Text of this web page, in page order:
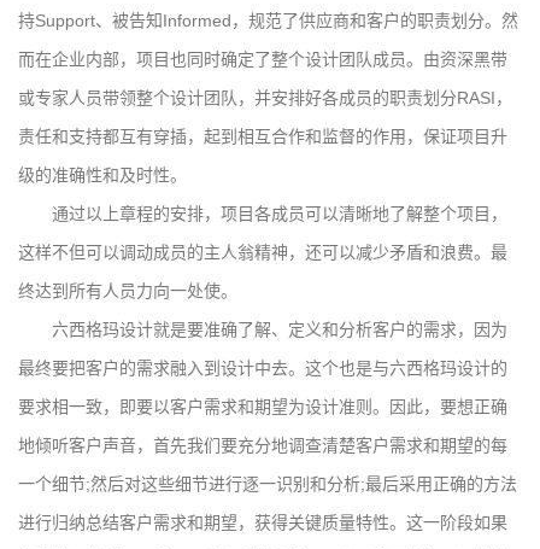
持Support、被告知Informed，规范了供应商和客户的职责划分。然
而在企业内部，项目也同时确定了整个设计团队成员。由资深黑带
或专家人员带领整个设计团队，并安排好各成员的职责划分RASI，
责任和支持都互有穿插，起到相互合作和监督的作用，保证项目升
级的准确性和及时性。
通过以上章程的安排，项目各成员可以清晰地了解整个项目，
这样不但可以调动成员的主人翁精神，还可以减少矛盾和浪费。最
终达到所有人员力向一处使。
六西格玛设计就是要准确了解、定义和分析客户的需求，因为
最终要把客户的需求融入到设计中去。这个也是与六西格玛设计的
要求相一致，即要以客户需求和期望为设计准则。因此，要想正确
地倾听客户声音，首先我们要充分地调查清楚客户需求和期望的每
一个细节;然后对这些细节进行逐一识别和分析;最后采用正确的方法
进行归纳总结客户需求和期望，获得关键质量特性。这一阶段如果